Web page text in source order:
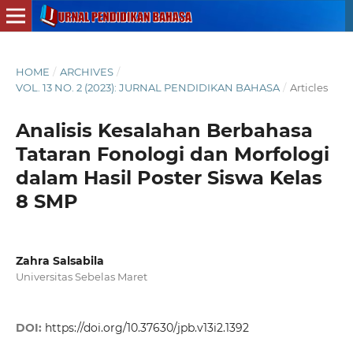
HOME / ARCHIVES /
VOL. 13 NO. 2 (2023): JURNAL PENDIDIKAN BAHASA / Articles
Analisis Kesalahan Berbahasa
Tataran Fonologi dan Morfologi
dalam Hasil Poster Siswa Kelas
8 SMP
Zahra Salsabila
Universitas Sebelas Maret
DOI: https://doi.org/10.37630/jpb.v13i2.1392